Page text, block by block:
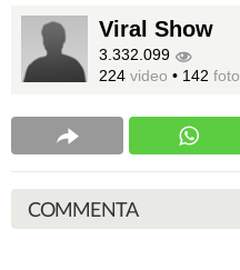
Viral Show
3.332.099
224 video • 142 foto
COMMENTA